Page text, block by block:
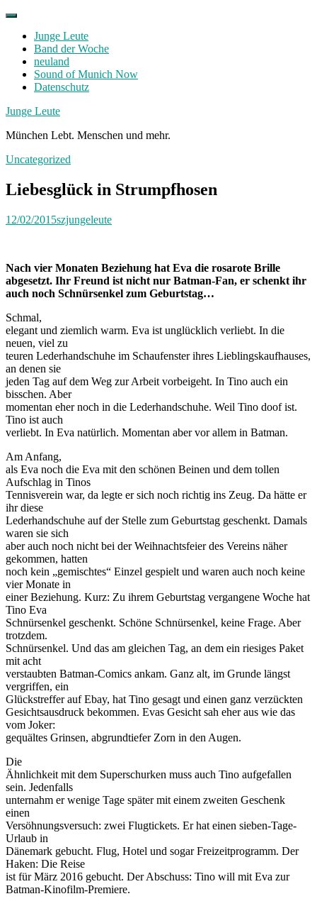
Skip
contentJunge Leute
Band der Woche
neuland
Sound of Munich Now
Datenschutz
Facebook
Twitter
Instagram
Junge Leute
München Lebt. Menschen und mehr.
Uncategorized
Liebesglück in Strumpfhosen
12/02/2015szjungeleute
Nach vier Monaten Beziehung hat Eva die rosarote Brille
abgesetzt. Ihr Freund ist nicht nur Batman-Fan, er schenkt ihr
auch noch Schnürsenkel zum Geburtstag…
Schmal,
elegant und ziemlich warm. Eva ist unglücklich verliebt. In die
neuen, viel zu
teuren Lederhandschuhe im Schaufenster ihres Lieblingskaufhauses,
an denen sie
jeden Tag auf dem Weg zur Arbeit vorbeigeht. In Tino auch ein
bisschen. Aber
momentan eher noch in die Lederhandschuhe. Weil Tino doof ist.
Tino ist auch
verliebt. In Eva natürlich. Momentan aber vor allem in Batman.
Am Anfang,
als Eva noch die Eva mit den schönen Beinen und dem tollen
Aufschlag in Tinos
Tennisverein war, da legte er sich noch richtig ins Zeug. Da hätte er
ihr diese
Lederhandschuhe auf der Stelle zum Geburtstag geschenkt. Damals
waren sie sich
aber auch noch nicht bei der Weihnachtsfeier des Vereins näher
gekommen, hatten
noch kein „gemischtes“ Einzel gespielt und waren auch noch keine
vier Monate in
einer Beziehung. Kurz: Zu ihrem Geburtstag vergangene Woche hat
Tino Eva
Schnürsenkel geschenkt. Schöne Schnürsenkel, keine Frage. Aber
trotzdem.
Schnürsenkel. Und das am gleichen Tag, an dem ein riesiges Paket
mit acht
verstaubten Batman-Comics ankam. Ganz alt, im Grunde längst
vergriffen, ein
Glückstreffer auf Ebay, hat Tino gesagt und einen ganz verzückten
Gesichtsausdruck bekommen. Evas Gesicht sah eher aus wie das
vom Joker:
gequältes Grinsen, abgrundtiefer Zorn in den Augen.
Die
Ähnlichkeit mit dem Superschurken muss auch Tino aufgefallen
sein. Jedenfalls
unternahm er wenige Tage später mit einem zweiten Geschenk
einen
Versöhnungsversuch: zwei Flugtickets. Er hat einen sieben-Tage-
Urlaub in
Dänemark gebucht. Flug, Hotel und sogar Freizeitprogramm. Der
Haken: Die Reise
ist für März 2016 gebucht. Der Abschuss: Tino will mit Eva zur
Batman-Kinofilm-Premiere.